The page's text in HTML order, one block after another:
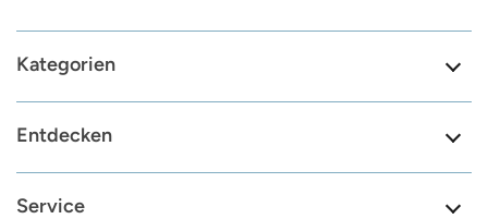
Kategorien
Entdecken
Service